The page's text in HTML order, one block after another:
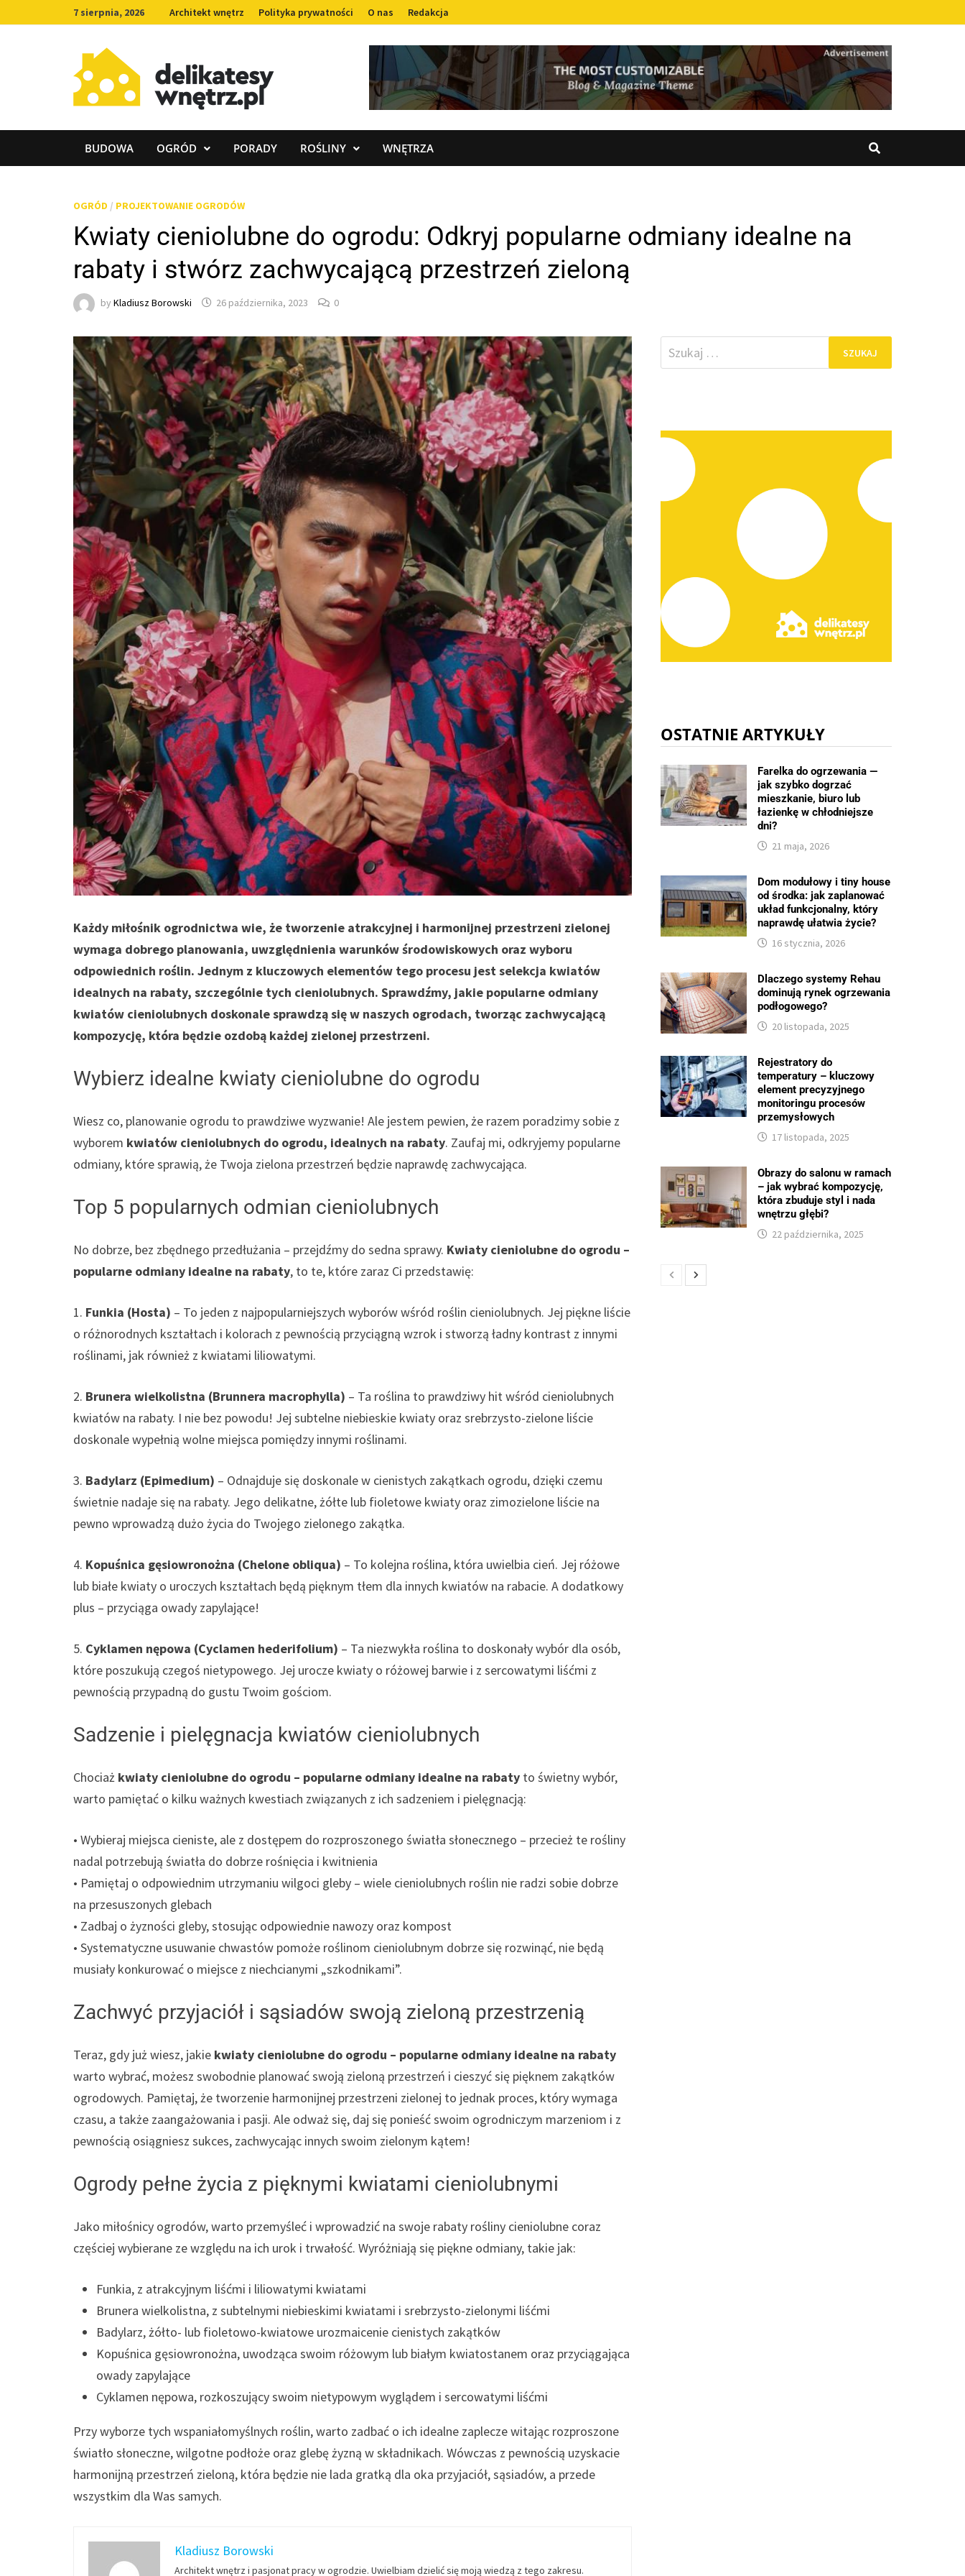
to
7 sierpnia, 2026 Architekt wnętrz Polityka prywatności O nas Redakcja
BUDOWA OGRÓD PORADY ROŚLINY WNĘTRZA
OGRÓD / PROJEKTOWANIE OGRODÓW
Kwiaty cieniolubne do ogrodu: Odkryj popularne odmiany idealne na
rabaty i stwórz zachwycającą przestrzeń zieloną
by Kladiusz Borowski 26 października, 2023 0
Każdy miłośnik ogrodnictwa wie, że tworzenie atrakcyjnej i harmonijnej przestrzeni zielonej
wymaga dobrego planowania, uwzględnienia warunków środowiskowych oraz wyboru
odpowiednich roślin. Jednym z kluczowych elementów tego procesu jest selekcja kwiatów
idealnych na rabaty, szczególnie tych cieniolubnych. Sprawdźmy, jakie popularne odmiany
kwiatów cieniolubnych doskonale sprawdzą się w naszych ogrodach, tworząc zachwycającą
kompozycję, która będzie ozdobą każdej zielonej przestrzeni.
Wybierz idealne kwiaty cieniolubne do ogrodu
Wiesz co, planowanie ogrodu to prawdziwe wyzwanie! Ale jestem pewien, że razem poradzimy sobie z
wyborem kwiatów cieniolubnych do ogrodu, idealnych na rabaty. Zaufaj mi, odkryjemy popularne
odmiany, które sprawią, że Twoja zielona przestrzeń będzie naprawdę zachwycająca.
Top 5 popularnych odmian cieniolubnych
No dobrze, bez zbędnego przedłużania – przejdźmy do sedna sprawy. Kwiaty cieniolubne do ogrodu –
popularne odmiany idealne na rabaty, to te, które zaraz Ci przedstawię:
1. Funkia (Hosta) – To jeden z najpopularniejszych wyborów wśród roślin cieniolubnych. Jej piękne liście
o różnorodnych kształtach i kolorach z pewnością przyciągną wzrok i stworzą ładny kontrast z innymi
roślinami, jak również z kwiatami liliowatymi.
2. Brunera wielkolistna (Brunnera macrophylla) – Ta roślina to prawdziwy hit wśród cieniolubnych
kwiatów na rabaty. I nie bez powodu! Jej subtelne niebieskie kwiaty oraz srebrzysto-zielone liście
doskonale wypełnią wolne miejsca pomiędzy innymi roślinami.
3. Badylarz (Epimedium) – Odnajduje się doskonale w cienistych zakątkach ogrodu, dzięki czemu
świetnie nadaje się na rabaty. Jego delikatne, żółte lub fioletowe kwiaty oraz zimozielone liście na
pewno wprowadzą dużo życia do Twojego zielonego zakątka.
4. Kopuśnica gęsiowronożna (Chelone obliqua) – To kolejna roślina, która uwielbia cień. Jej różowe
lub białe kwiaty o uroczych kształtach będą pięknym tłem dla innych kwiatów na rabacie. A dodatkowy
plus – przyciąga owady zapylające!
5. Cyklamen nępowa (Cyclamen hederifolium) – Ta niezwykła roślina to doskonały wybór dla osób,
które poszukują czegoś nietypowego. Jej urocze kwiaty o różowej barwie i z sercowatymi liśćmi z
pewnością przypadną do gustu Twoim gościom.
Sadzenie i pielęgnacja kwiatów cieniolubnych
Chociaż kwiaty cieniolubne do ogrodu – popularne odmiany idealne na rabaty to świetny wybór,
warto pamiętać o kilku ważnych kwestiach związanych z ich sadzeniem i pielęgnacją:
• Wybieraj miejsca cieniste, ale z dostępem do rozproszonego światła słonecznego – przecież te rośliny
nadal potrzebują światła do dobrze rośnięcia i kwitnienia
• Pamiętaj o odpowiednim utrzymaniu wilgoci gleby – wiele cieniolubnych roślin nie radzi sobie dobrze
na przesuszonych glebach
• Zadbaj o żyzności gleby, stosując odpowiednie nawozy oraz kompost
• Systematyczne usuwanie chwastów pomoże roślinom cieniolubnym dobrze się rozwinąć, nie będą
musiały konkurować o miejsce z niechcianymi „szkodnikami”.
Zachwyć przyjaciół i sąsiadów swoją zieloną przestrzenią
Teraz, gdy już wiesz, jakie kwiaty cieniolubne do ogrodu – popularne odmiany idealne na rabaty
warto wybrać, możesz swobodnie planować swoją zieloną przestrzeń i cieszyć się pięknem zakątków
ogrodowych. Pamiętaj, że tworzenie harmonijnej przestrzeni zielonej to jednak proces, który wymaga
czasu, a także zaangażowania i pasji. Ale odważ się, daj się ponieść swoim ogrodniczym marzeniom i z
pewnością osiągniesz sukces, zachwycając innych swoim zielonym kątem!
Ogrody pełne życia z pięknymi kwiatami cieniolubnymi
Jako miłośnicy ogrodów, warto przemyśleć i wprowadzić na swoje rabaty rośliny cieniolubne coraz
częściej wybierane ze względu na ich urok i trwałość. Wyróżniają się piękne odmiany, takie jak:
Funkia, z atrakcyjnym liśćmi i liliowatymi kwiatami
Brunera wielkolistna, z subtelnymi niebieskimi kwiatami i srebrzysto-zielonymi liśćmi
Badylarz, żółto- lub fioletowo-kwiatowe urozmaicenie cienistych zakątków
Kopuśnica gęsiowronożna, uwodząca swoim różowym lub białym kwiatostanem oraz przyciągająca
owady zapylające
Cyklamen nępowa, rozkoszujący swoim nietypowym wyglądem i sercowatymi liśćmi
Przy wyborze tych wspaniałomyślnych roślin, warto zadbać o ich idealne zaplecze witając rozproszone
światło słoneczne, wilgotne podłoże oraz glebę żyzną w składnikach. Wówczas z pewnością uzyskacie
harmonijną przestrzeń zieloną, która będzie nie lada gratką dla oka przyjaciół, sąsiadów, a przede
wszystkim dla Was samych.
Kladiusz Borowski
Architekt wnętrz i pasjonat pracy w ogrodzie. Uwielbiam dzielić się moją wiedzą z tego zakresu.
Szukaj:
OSTATNIE ARTYKUŁY
Farelka do ogrzewania —
jak szybko dogrzać
mieszkanie, biuro lub
łazienkę w chłodniejsze
dni?
21 maja, 2026
Dom modułowy i tiny house
od środka: jak zaplanować
układ funkcjonalny, który
naprawdę ułatwia życie?
16 stycznia, 2026
Dlaczego systemy Rehau
dominują rynek ogrzewania
podłogowego?
20 listopada, 2025
Rejestratory do
temperatury – kluczowy
element precyzyjnego
monitoringu procesów
przemysłowych
17 listopada, 2025
Obrazy do salonu w ramach
– jak wybrać kompozycję,
która zbuduje styl i nada
wnętrzu głębi?
22 października, 2025